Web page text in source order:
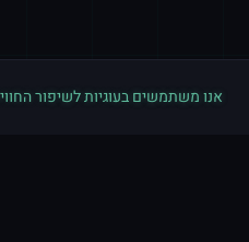
אנו משתמשים בעוגיות לשיפור